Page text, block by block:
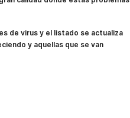
de virus y el listado se actualiza
y aquellas que se van